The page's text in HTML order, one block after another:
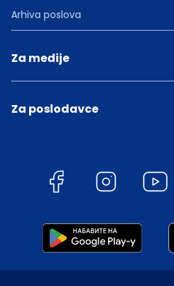
Arhiva poslova
Za medije
Za poslodavce